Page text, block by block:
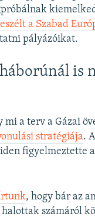
a Szabad
pályázóikat.
is
mi a terv a Gázai
stratégiája.
figyelmeztette
, hogy bár az
számáról